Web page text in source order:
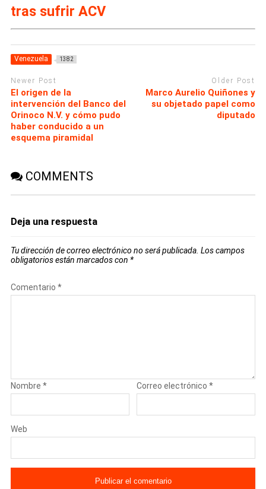
tras sufrir ACV
Venezuela 1382
Newer Post
El origen de la
intervención del Banco del
Orinoco N.V. y cómo pudo
haber conducido a un
esquema piramidal
Older Post
Marco Aurelio Quiñones y
su objetado papel como
diputado
COMMENTS
Deja una respuesta
Tu dirección de correo electrónico no será publicada. Los campos
obligatorios están marcados con *
Comentario *
Nombre * Correo electrónico*
Web